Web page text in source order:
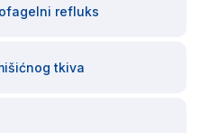
refluks
tkiva